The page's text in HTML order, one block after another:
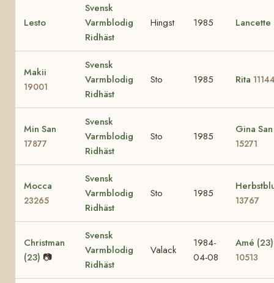
Lesto
Svensk
Varmblodig
Ridhäst
Hingst 1985 Lancette
Makii
19001
Svensk
Varmblodig
Ridhäst
Sto 1985 Rita
Min San
17877
Svensk
Varmblodig
Ridhäst
Sto 1985
Gina San
15271
Mocca
23265
Svensk
Varmblodig
Ridhäst
Sto 1985
13767
Christman
(23) 📷
Svensk
Varmblodig
Ridhäst
Valack
1984-
04-08
Amé (23)
10513